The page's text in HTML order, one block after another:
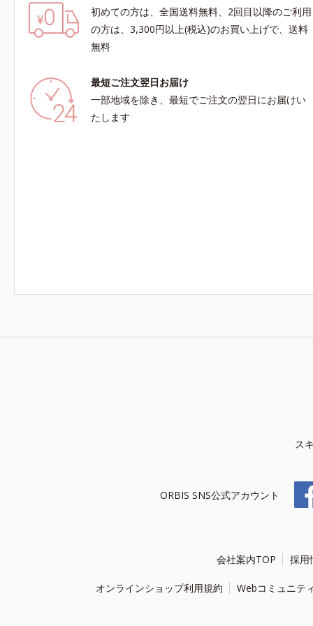
初めての方は、全国送料無料、2回目以降のご利用
の方は、3,300円以上(税込)のお買い上げで、送料
無料
最短ご注文翌日お届け
一部地域を除き、最短でご注文の翌日にお届けい
たします
ス
ORBIS SNS公式アカウント
会社案内TOP 採用
オンラインショップ利用規約 Webコミュニテ